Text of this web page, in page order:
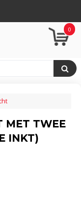
0
MET TWEE
INKT)